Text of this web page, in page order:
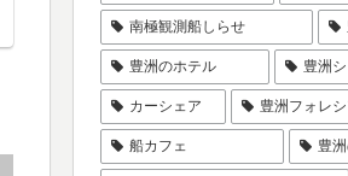
南極観測船しらせ
豊洲のホテル 豊洲
カーシェア 豊洲フォレ
船カフェ 豊